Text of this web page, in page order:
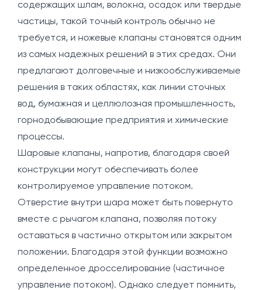
содержащих шлам, волокна, осадок или твердые
частицы, такой точный контроль обычно не
требуется, и ножевые клапаны становятся одним
из самых надежных решений в этих средах. Они
предлагают долговечные и низкообслуживаемые
решения в таких областях, как линии сточных
вод, бумажная и целлюлозная промышленность,
горнодобывающие предприятия и химические
процессы.
Шаровые клапаны, напротив, благодаря своей
конструкции могут обеспечивать более
контролируемое управление потоком.
Отверстие внутри шара может быть повернуто
вместе с рычагом клапана, позволяя потоку
оставаться в частично открытом или закрытом
положении. Благодаря этой функции возможно
определенное дросселирование (частичное
управление потоком). Однако следует помнить,